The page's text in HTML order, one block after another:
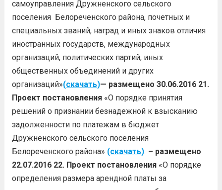
самоуправления Дружненского сельского
поселения Белореченского района, почетных и
специальных званий, наград и иных знаков отличия
иностранных государств, международных
организаций, политических партий, иных
общественных объединений и других
организаций»(скачать)— размещено 30.06.2016 21.
Проект постановления«О порядке принятия
решений о признании безнадежной к взысканию
задолженности по платежам в бюджет
Дружненского сельского поселения
Белореченского района» (скачать)– размещено
22.07.2016 22. Проект постановления«О порядке
определения размера арендной платы за